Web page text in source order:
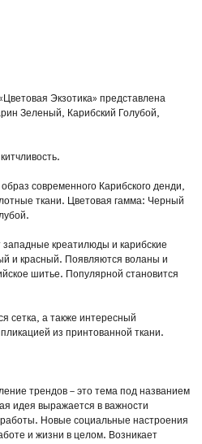
Экзотика» представлена
Зеленый, Карибский Голубой,
современного Карибского денди,
ткани. Цветовая гамма: Черный
креатилюды и карибские
и красный. Появляются воланы и
шитье. Популярной становится
сетка, а также интересный
из принтованной ткани.
трендов – это тема под названием
идея выражается в важности
Новые социальные настроения
и жизни в целом. Возникает